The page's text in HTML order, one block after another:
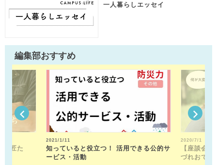
一人暮らしエッセイ
編集部おすすめ
の匠た
2021/1/11
知っていると役立つ！ 活用できる公的サ
ービス・活動
2020/7/1
【座談会
づれおでか